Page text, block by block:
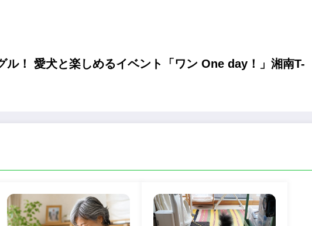
ル！ 愛犬と楽しめるイベント「ワン One day！」湘南T-